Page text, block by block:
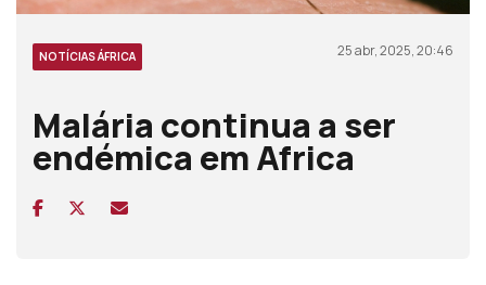
NOTÍCIAS ÁFRICA 25 abr, 2025, 20:46
Malária continua a ser
endémica em Africa